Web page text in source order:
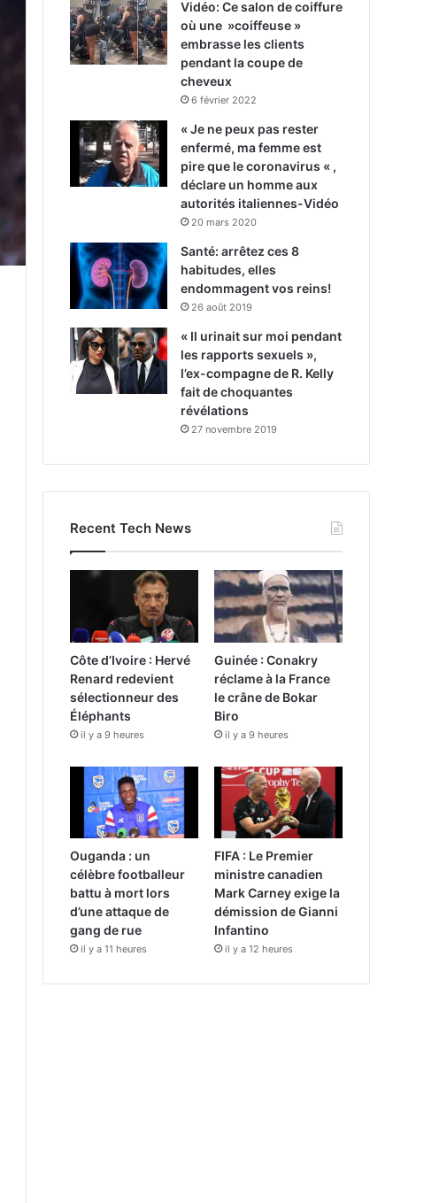
Vidéo: Ce salon de coiffure
où une »coiffeuse »
embrasse les clients
pendant la coupe de
cheveux
6 février 2022
« Je ne peux pas rester
enfermé, ma femme est
pire que le coronavirus « ,
déclare un homme aux
autorités italiennes-Vidéo
20 mars 2020
Santé: arrêtez ces 8
habitudes, elles
endommagent vos reins!
26 août 2019
« Il urinait sur moi pendant
les rapports sexuels »,
l’ex-compagne de R. Kelly
fait de choquantes
révélations
27 novembre 2019
Recent Tech News
Côte d’Ivoire : Hervé
Renard redevient
sélectionneur des
Éléphants
il y a 9 heures
Guinée : Conakry
réclame à la France
le crâne de Bokar
Biro
il y a 9 heures
Ouganda : un
célèbre footballeur
battu à mort lors
d’une attaque de
gang de rue
il y a 11 heures
FIFA : Le Premier
ministre canadien
Mark Carney exige la
démission de Gianni
Infantino
il y a 12 heures